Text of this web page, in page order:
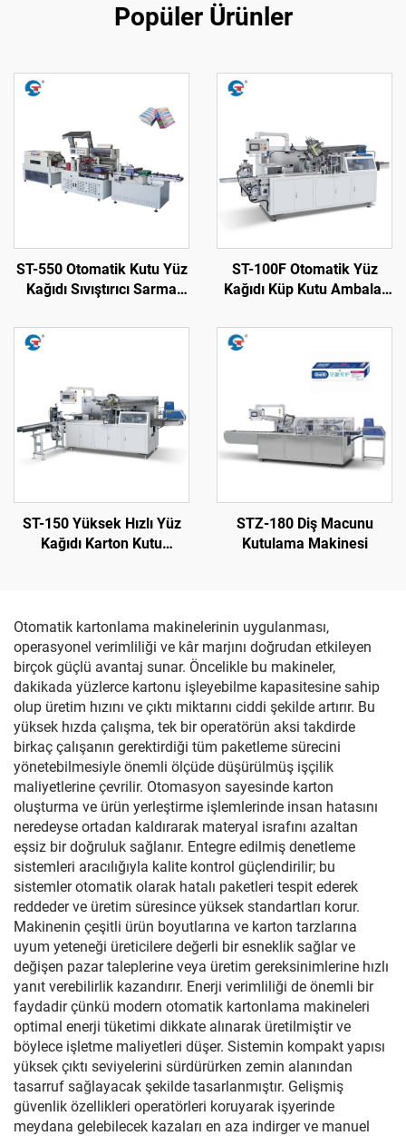
Popüler Ürünler
ST-550 Otomatik Kutu Yüz
Kağıdı Sıvıştırıcı Sarma
ST-100F Otomatik Yüz
Kağıdı Küp Kutu Ambalaj
ST-150 Yüksek Hızlı Yüz
Kağıdı Karton Kutu
STZ-180 Diş Macunu
Kutulama Makinesi
Otomatik kartonlama makinelerinin uygulanması,
operasyonel verimliliği ve kâr marjını doğrudan etkileyen
birçok güçlü avantaj sunar. Öncelikle bu makineler,
dakikada yüzlerce kartonu işleyebilme kapasitesine sahip
olup üretim hızını ve çıktı miktarını ciddi şekilde artırır. Bu
yüksek hızda çalışma, tek bir operatörün aksi takdirde
birkaç çalışanın gerektirdiği tüm paketleme sürecini
yönetebilmesiyle önemli ölçüde düşürülmüş işçilik
maliyetlerine çevrilir. Otomasyon sayesinde karton
oluşturma ve ürün yerleştirme işlemlerinde insan hatasını
neredeyse ortadan kaldırarak materyal israfını azaltan
eşsiz bir doğruluk sağlanır. Entegre edilmiş denetleme
sistemleri aracılığıyla kalite kontrol güçlendirilir; bu
sistemler otomatik olarak hatalı paketleri tespit ederek
reddeder ve üretim süresince yüksek standartları korur.
Makinenin çeşitli ürün boyutlarına ve karton tarzlarına
uyum yeteneği üreticilere değerli bir esneklik sağlar ve
değişen pazar taleplerine veya üretim gereksinimlerine hızlı
yanıt verebilirlik kazandırır. Enerji verimliliği de önemli bir
faydadir çünkü modern otomatik kartonlama makineleri
optimal enerji tüketimi dikkate alınarak üretilmiştir ve
böylece işletme maliyetleri düşer. Sistemin kompakt yapısı
yüksek çıktı seviyelerini sürdürürken zemin alanından
tasarruf sağlayacak şekilde tasarlanmıştır. Gelişmiş
güvenlik özellikleri operatörleri koruyarak işyerinde
meydana gelebilecek kazaları en aza indirger ve manuel